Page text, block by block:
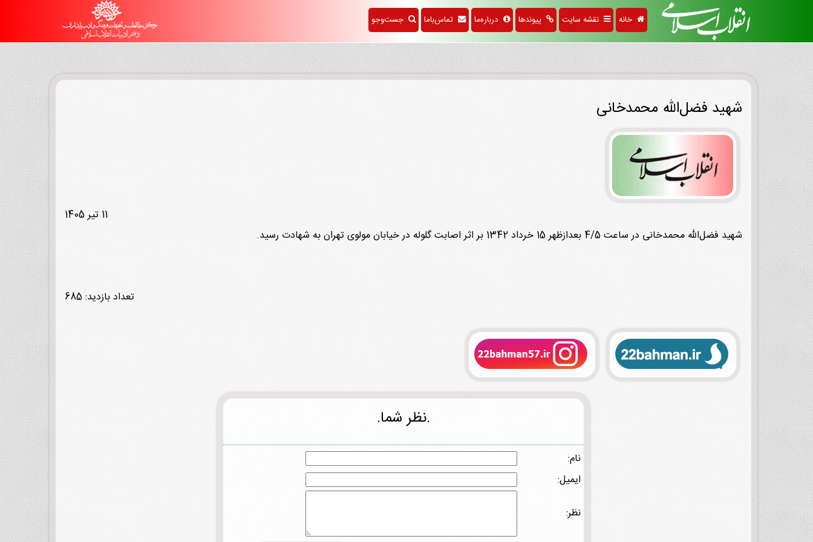
خانه نقشه سایت پیوندها درباره‌ما تماس‌باما جست‌وجو
شهید فضل‌الله محمدخانی
11 تیر 1405
شهید فضل‌الله محمدخانی در ساعت 4/5 بعدازظهر 15 خرداد 1342 بر اثر اصابت گلوله در خیابان مولوی تهران به شهادت رسید.
تعداد بازدید: 685
.نظر شما.
نام:
ایمیل:
نظر: